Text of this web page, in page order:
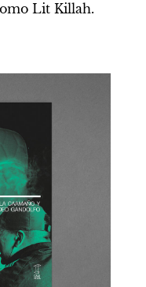
Lit Killah.